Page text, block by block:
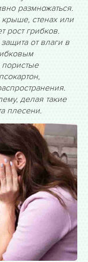
размножаться.
крыше, стенах или
рост грибков.
от влаги в
делая такие
плесени.